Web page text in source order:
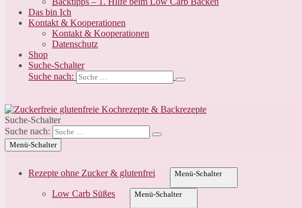
Das bin Ich
Kontakt & Kooperationen
Kontakt & Kooperationen
Datenschutz
Shop
Suche-Schalter
Suche nach:
Suche-Schalter
Suche nach:
Menü-Schalter
Rezepte ohne Zucker & glutenfrei Menü-Schalter
Low Carb Süßes Menü-Schalter